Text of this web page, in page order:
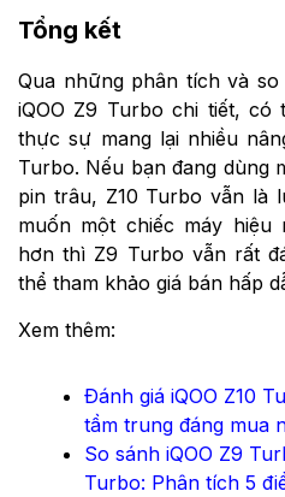
Tổng kết
Qua những phân tích và so
iQOO Z9 Turbo chi tiết, có
thực sự mang lại nhiều
Turbo. Nếu bạn đang dùng
pin trâu, Z10 Turbo vẫn là
muốn một chiếc máy hiệu
hơn thì Z9 Turbo vẫn rất
thể tham khảo giá bán hấp
Xem thêm:
Đánh giá iQOO Z10
tầm trung đáng mua
So sánh iQOO Z9
Turbo: Phân tích 5